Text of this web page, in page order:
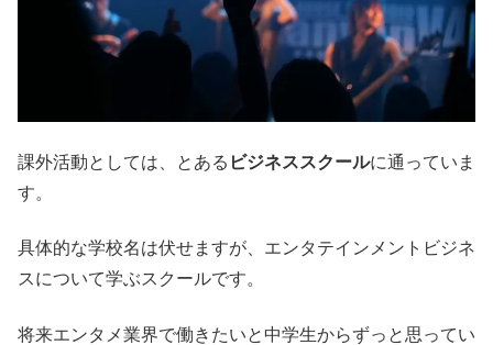
課外活動としては、とある ビジネススクールに通っていま
す。
具体的な学校名は伏せますが、エンタテインメントビジネ
スについて学ぶスクールです。
将来エンタメ業界で働きたいと中学生からずっと思ってい